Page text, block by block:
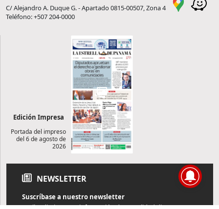
C/ Alejandro A. Duque G. - Apartado 0815-00507, Zona 4
Teléfono: +507 204-0000
Edición Impresa
Portada del impreso
del 6 de agosto de
2026
NEWSLETTER
Suscríbase a nuestro newsletter
Reciba diariamente información de actualidad directamente en